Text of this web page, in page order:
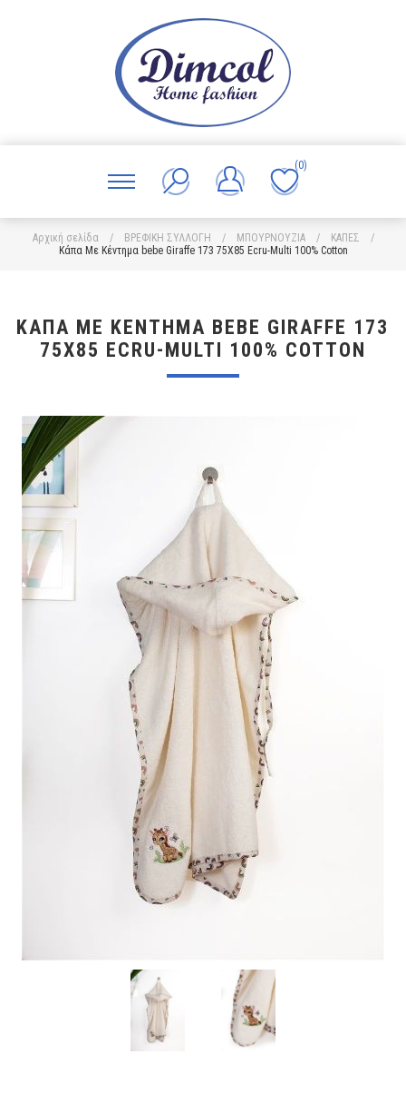
(0)
Αρχική σελίδα / ΒΡΕΦΙΚΗ ΣΥΛΛΟΓΗ / ΜΠΟΥΡΝΟΥΖΙΑ / ΚΑΠΕΣ
/
Κάπα Με Κέντημα bebe Giraffe 173 75X85 Ecru-Multi 100% Cotton
ΚΆΠΑ ΜΕ ΚΈΝΤΗΜΑ BEBE GIRAFFE 173
75X85 ECRU-MULTI 100% COTTON